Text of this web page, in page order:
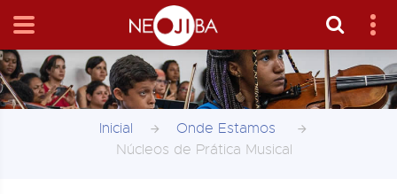
Inicial
Onde Estamos
Núcleos de Prática Musical